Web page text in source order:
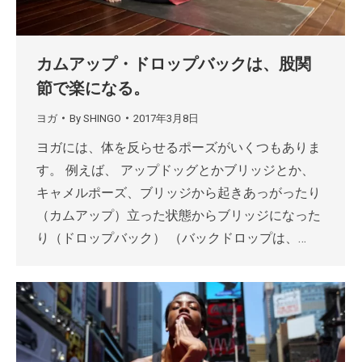
カムアップ・ドロップバックは、股関
節で楽になる。
ヨガ By SHINGO 2017年3月8日
ヨガには、体を反らせるポーズがいくつもありま
す。 例えば、 アップドッグとかブリッジとか、
キャメルポーズ、ブリッジから起きあっがったり
（カムアップ）立った状態からブリッジになった
り（ドロップバック） （バックドロップは、…